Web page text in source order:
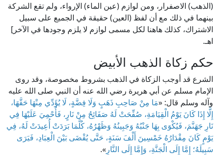
(الذهب) الاصفرار، ومن لوازم (عين الماء) الإرواء، ولم تقع الشركة
بينهما في ذلك مع أن لفظ (العين) حقيقة في الجميع على سبيل
الاشتراك، كذلك هاهنا لكل مسمى لوازم لا يلزم وجودها في الآخر]
اهـ.
حكم زكاة الذهب الأبيض
الشرع قد أوجب الزكاة في الذهب بشروط مخصوصة، وقد روى
الإمام مسلم عن أبي هريرة رضي الله عنه أن النبي صلى الله عليه
وآله وسلم قال: «مَا مِنْ صَاحِبِ ذَهَبٍ وَلَا فِضَّةٍ، لَا يُؤَدِّي مِنْهَا حَقَّهَا،
إِلَّا إِذَا كَانَ يَوْمُ الْقِيَامَةِ، صُفِّحَتْ لَهُ صَفَائِحُ مِنْ نَارٍ، فَأُحْمِيَ عَلَيْهَا فِي
نَارِ جَهَنَّمَ، فَيُكْوَى بِهَا جَنْبُهُ وَجَبِينُهُ وَظَهْرُهُ، كُلَّمَا بَرَدَتْ أُعِيدَتْ لَهُ، فِي
يَوْمٍ كَانَ مِقْدَارُهُ خَمْسِينَ أَلْفَ سَنَةٍ، حَتَّى يُقْضَى بَيْنَ الْعِبَادِ، فَيَرَى
سَبِيلَهُ؛ إِمَّا إِلَى الْجَنَّةِ، وَإِمَّا إِلَى النَّارِ ».